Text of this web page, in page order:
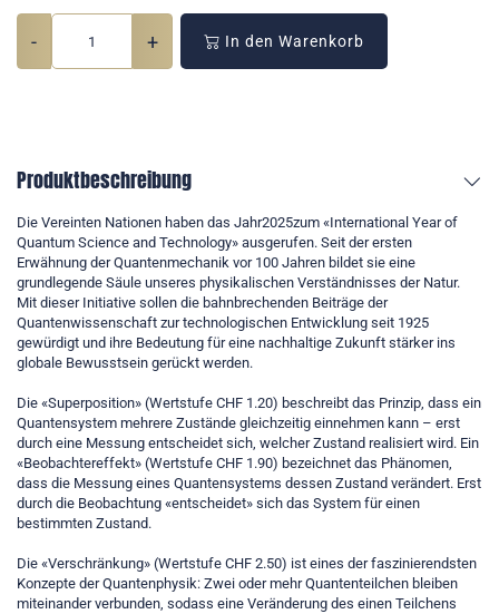
- + In den Warenkorb
Produktbeschreibung
Die Vereinten Nationen haben das Jahr2025zum «International Year of
Quantum Science and Technology» ausgerufen. Seit der ersten
Erwähnung der Quantenmechanik vor 100 Jahren bildet sie eine
grundlegende Säule unseres physikalischen Verständnisses der Natur.
Mit dieser Initiative sollen die bahnbrechenden Beiträge der
Quantenwissenschaft zur technologischen Entwicklung seit 1925
gewürdigt und ihre Bedeutung für eine nachhaltige Zukunft stärker ins
globale Bewusstsein gerückt werden.
Die «Superposition» (Wertstufe CHF 1.20) beschreibt das Prinzip, dass ein
Quantensystem mehrere Zustände gleichzeitig einnehmen kann – erst
durch eine Messung entscheidet sich, welcher Zustand realisiert wird. Ein
«Beobachtereffekt» (Wertstufe CHF 1.90) bezeichnet das Phänomen,
dass die Messung eines Quantensystems dessen Zustand verändert. Erst
durch die Beobachtung «entscheidet» sich das System für einen
bestimmten Zustand.
Die «Verschränkung» (Wertstufe CHF 2.50) ist eines der faszinierendsten
Konzepte der Quantenphysik: Zwei oder mehr Quantenteilchen bleiben
miteinander verbunden, sodass eine Veränderung des einen Teilchens